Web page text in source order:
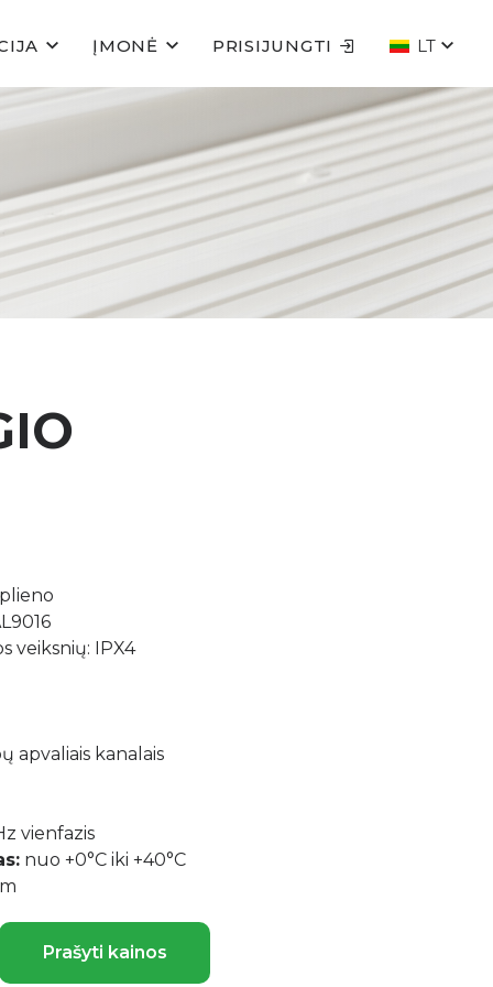
ĮMONĖ PRISIJUNGTI LT
veiksnių: IPX4
apvaliais kanalais
vienfazis
nuo +0°C iki +40°C
Prašyti kainos